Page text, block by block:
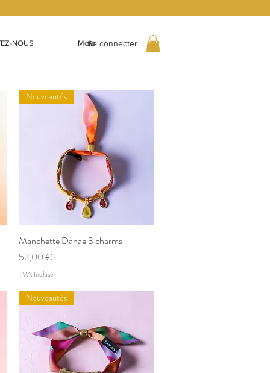
NOUS MoreSe connecter
Aperçu rapide
Nouveautés
Manchette Danae 3 charms
Prix
52,00 €
TVA Incluse
Nouveautés